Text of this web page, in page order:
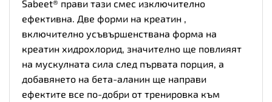
Sabeet® прави тази смес изключително
ефективна. Две форми на креатин ,
включително усъвършенствана форма на
креатин хидрохлорид, значително ще повлияят
на мускулната сила след първата порция, а
добавянето на бета-аланин ще направи
ефектите все по-добри от тренировка към